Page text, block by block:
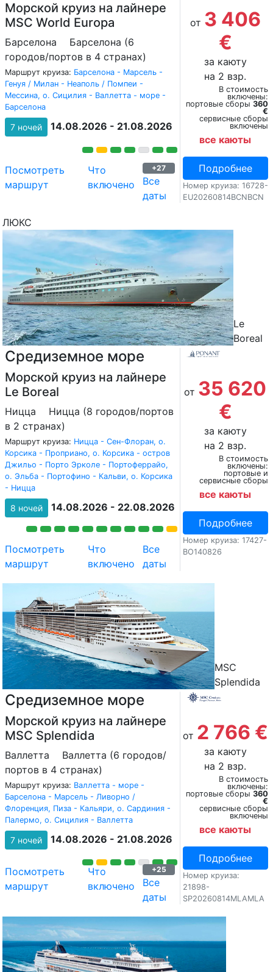
Морской круиз на лайнере
MSC World Europa
Барселона
Барселона (6
городов/портов в 4 странах)
Маршрут круиза: Барселона - Марсель -
Генуя / Милан - Неаполь / Помпеи -
Мессина, о. Сицилия - Валлетта - море -
Барселона
7 ночей 14.08.2026 - 21.08.2026
Посмотреть
маршрут
Что
включено
+27
Все
даты
от 3 406
€
за каюту
на 2 взр.
В стоимость
включены:
портовые сборы 360
€
сервисные сборы
включены
все каюты
Подробнее
Номер круиза: 16728-
EU20260814BCNBCN
ЛЮКС
Le
Boreal
Средиземное море
Морской круиз на лайнере
Le Boreal
Ницца
Ницца (8 городов/портов
в 2 странах)
Маршрут круиза: Ницца - Сен-Флоран, о.
Корсика - Проприано, о. Корсика - остров
Джильо - Порто Эрколе - Портоферрайо,
о. Эльба - Портофино - Кальви, о. Корсика
- Ницца
8 ночей 14.08.2026 - 22.08.2026
Посмотреть
маршрут
Что
включено
Все
даты
от 35 620
€
за каюту
на 2 взр.
В стоимость
включены:
портовые и
сервисные сборы
все каюты
Подробнее
Номер круиза: 17427-
BO140826
MSC
Splendida
Средиземное море
Морской круиз на лайнере
MSC Splendida
Валлетта
Валлетта (6 городов/
портов в 4 странах)
Маршрут круиза: Валлетта - море -
Барселона - Марсель - Ливорно /
Флоренция, Пиза - Кальяри, о. Сардиния -
Палермо, о. Сицилия - Валлетта
7 ночей 14.08.2026 - 21.08.2026
Посмотреть
маршрут
Что
включено
+25
Все
даты
от 2 766 €
за каюту
на 2 взр.
В стоимость
включены:
портовые сборы 360
€
сервисные сборы
включены
все каюты
Подробнее
Номер круиза:
21898-
SP20260814MLAMLA